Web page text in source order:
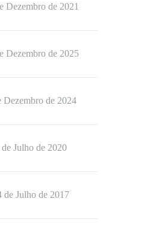
Dezembro de 2021
Dezembro de 2025
Dezembro de 2024
de Julho de 2020
de Julho de 2017